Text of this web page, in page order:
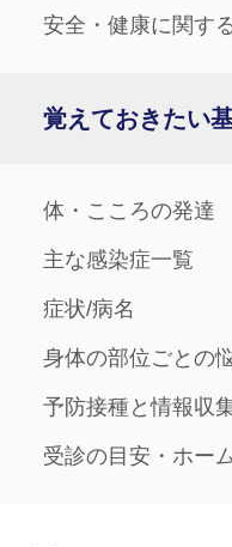
安全・健康に関す
覚えておきたい
体・こころの発達
主な感染症一覧
症状/病名
身体の部位ごとの
予防接種と情報収
受診の目安・ホー